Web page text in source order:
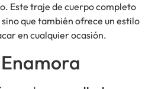
Este traje de cuerpo completo
que también ofrece un estilo
en cualquier ocasión.